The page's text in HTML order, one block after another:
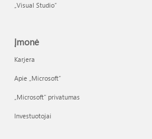
„Visual Studio“
Įmonė
Karjera
Apie „Microsoft“
„Microsoft“ privatumas
Investuotojai